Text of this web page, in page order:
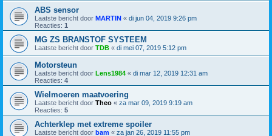
ABS sensor
Laatste bericht door MARTIN « di jun 04, 2019 9:26 pm
Reacties: 1
MG ZS BRANSTOF SYSTEEM
Laatste bericht door TDB « di mei 07, 2019 5:12 pm
Motorsteun
Laatste bericht door Lens1984 « di mar 12, 2019 12:31 am
Reacties: 4
Wielmoeren maatvoering
Laatste bericht door Theo « za mar 09, 2019 9:19 am
Reacties: 5
Achterklep met extreme spoiler
Laatste bericht door bam « za jan 26, 2019 11:55 pm